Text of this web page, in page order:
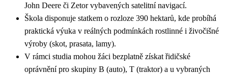
John Deere či Zetor vybavených satelitní navigací.
Škola disponuje statkem o rozloze 390 hektarů, kde probíhá
praktická výuka v reálných podmínkách rostlinné i živočišné
výroby (skot, prasata, lamy).
V rámci studia mohou žáci bezplatně získat řidičské
oprávnění pro skupiny B (auto), T (traktor) a u vybraných